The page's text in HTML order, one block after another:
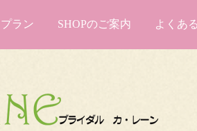
ラン SHOPのご案内 よくあ